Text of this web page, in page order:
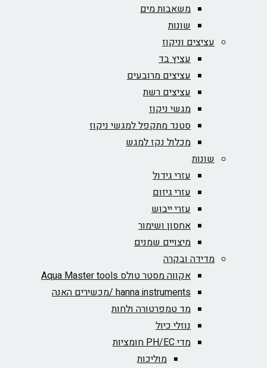
משאבות מים
עציצים וניקוז
עציץ בד
עציצים מרובעים
עציצים רשת
מגשי ניקוז
סטנד מתקפל למגשי ניקוז
מכלול נקז למגש
עזרי גידול
עזרי גיזום
עזרי ייבוש
אחסון ושימור
מיצויים שמנים
מדידה ובקרה
אקווה מסטר טולס Aqua Master tools
hanna instruments /מכשירים האנה
מד טמפרטורה ולחות
נוזלי כיול
מוליכות